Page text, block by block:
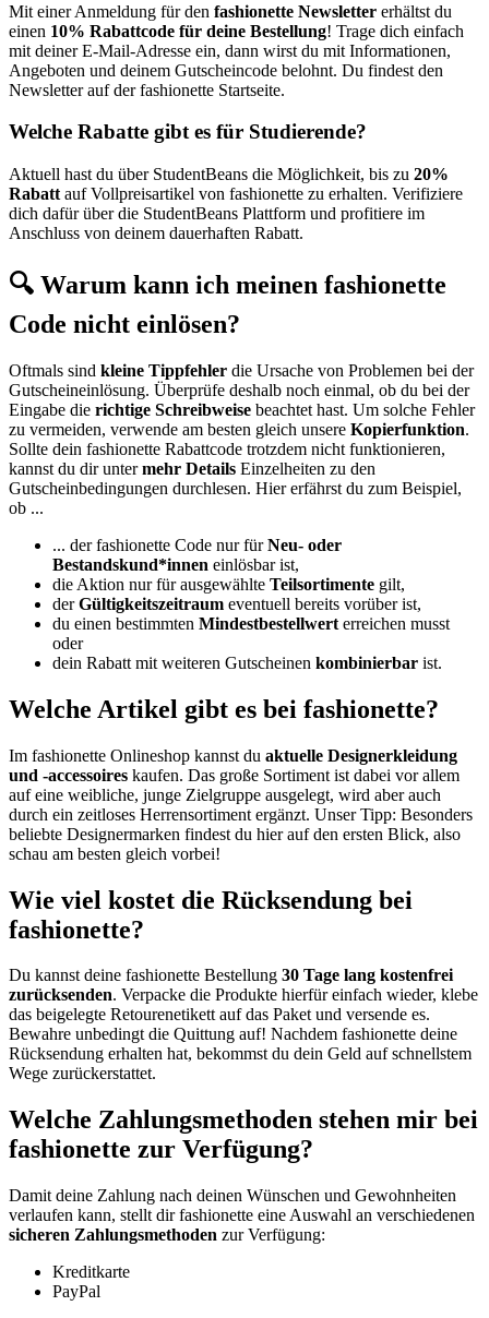
Mit einer Anmeldung für den fashionette Newsletter erhältst du
einen 10% Rabattcode für deine Bestellung! Trage dich einfach
mit deiner E-Mail-Adresse ein, dann wirst du mit Informationen,
Angeboten und deinem Gutscheincode belohnt. Du findest den
Newsletter auf der fashionette Startseite.
Welche Rabatte gibt es für Studierende?
Aktuell hast du über StudentBeans die Möglichkeit, bis zu 20%
Rabatt auf Vollpreisartikel von fashionette zu erhalten. Verifiziere
dich dafür über die StudentBeans Plattform und profitiere im
Anschluss von deinem dauerhaften Rabatt.
🔍 Warum kann ich meinen fashionette
Code nicht einlösen?
Oftmals sind kleine Tippfehler die Ursache von Problemen bei der
Gutscheineinlösung. Überprüfe deshalb noch einmal, ob du bei der
Eingabe die richtige Schreibweise beachtet hast. Um solche Fehler
zu vermeiden, verwende am besten gleich unsere Kopierfunktion.
Sollte dein fashionette Rabattcode trotzdem nicht funktionieren,
kannst du dir untermehr Details Einzelheiten zu den
Gutscheinbedingungen durchlesen. Hier erfährst du zum Beispiel,
ob ...
... der fashionette Code nur fürNeu- oder
Bestandskund*innen einlösbar ist,
die Aktion nur für ausgewählte Teilsortimente gilt,
derGültigkeitszeitraum eventuell bereits vorüber ist,
du einen bestimmten Mindestbestellwert erreichen musst
oder
dein Rabatt mit weiteren Gutscheinen kombinierbar ist.
Welche Artikel gibt es bei fashionette?
Im fashionette Onlineshop kannst du aktuelle Designerkleidung
und -accessoires kaufen. Das große Sortiment ist dabei vor allem
auf eine weibliche, junge Zielgruppe ausgelegt, wird aber auch
durch ein zeitloses Herrensortiment ergänzt. Unser Tipp: Besonders
beliebte Designermarken findest du hier auf den ersten Blick, also
schau am besten gleich vorbei!
Wie viel kostet die Rücksendung bei
fashionette?
Du kannst deine fashionette Bestellung 30 Tage lang kostenfrei
zurücksenden. Verpacke die Produkte hierfür einfach wieder, klebe
das beigelegte Retourenetikett auf das Paket und versende es.
Bewahre unbedingt die Quittung auf! Nachdem fashionette deine
Rücksendung erhalten hat, bekommst du dein Geld auf schnellstem
Wege zurückerstattet.
Welche Zahlungsmethoden stehen mir bei
fashionette zur Verfügung?
Damit deine Zahlung nach deinen Wünschen und Gewohnheiten
verlaufen kann, stellt dir fashionette eine Auswahl an verschiedenen
sicheren Zahlungsmethoden zur Verfügung:
Kreditkarte
PayPal